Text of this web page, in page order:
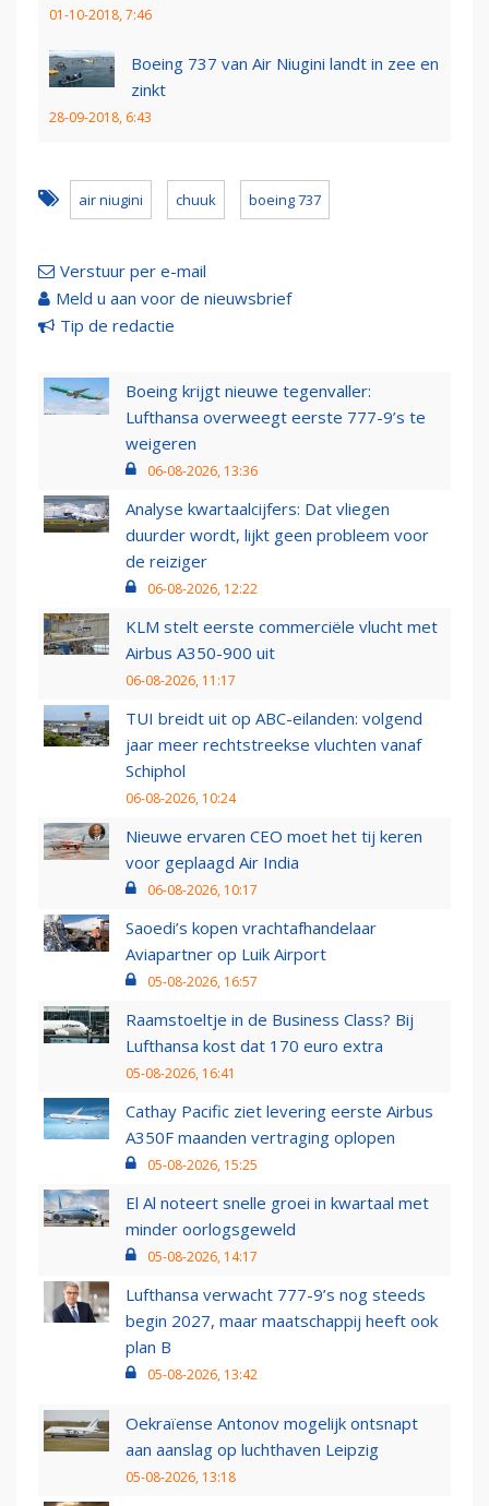
01-10-2018, 7:46
Boeing 737 van Air Niugini landt in zee en
zinkt
28-09-2018, 6:43
air niugini chuuk boeing 737
Verstuur per e-mail
Meld u aan voor de nieuwsbrief
Tip de redactie
Boeing krijgt nieuwe tegenvaller:
Lufthansa overweegt eerste 777-9’s te
weigeren
06-08-2026, 13:36
Analyse kwartaalcijfers: Dat vliegen
duurder wordt, lijkt geen probleem voor
de reiziger
06-08-2026, 12:22
KLM stelt eerste commerciële vlucht met
Airbus A350-900 uit
06-08-2026, 11:17
TUI breidt uit op ABC-eilanden: volgend
jaar meer rechtstreekse vluchten vanaf
Schiphol
06-08-2026, 10:24
Nieuwe ervaren CEO moet het tij keren
voor geplaagd Air India
06-08-2026, 10:17
Saoedi’s kopen vrachtafhandelaar
Aviapartner op Luik Airport
05-08-2026, 16:57
Raamstoeltje in de Business Class? Bij
Lufthansa kost dat 170 euro extra
05-08-2026, 16:41
Cathay Pacific ziet levering eerste Airbus
A350F maanden vertraging oplopen
05-08-2026, 15:25
El Al noteert snelle groei in kwartaal met
minder oorlogsgeweld
05-08-2026, 14:17
Lufthansa verwacht 777-9’s nog steeds
begin 2027, maar maatschappij heeft ook
plan B
05-08-2026, 13:42
Oekraïense Antonov mogelijk ontsnapt
aan aanslag op luchthaven Leipzig
05-08-2026, 13:18